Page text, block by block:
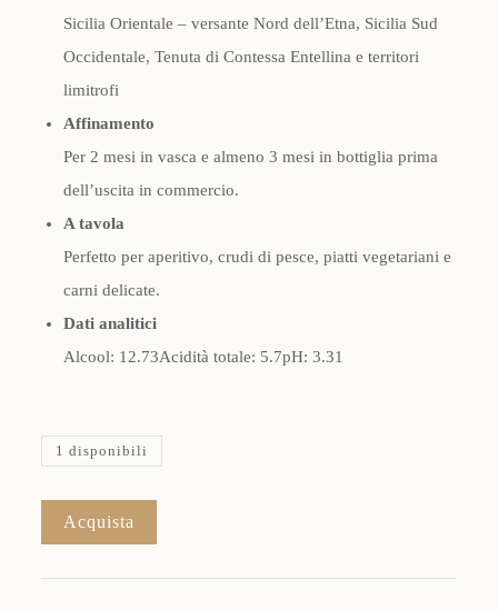
Sicilia Orientale – versante Nord dell’Etna, Sicilia Sud
Occidentale, Tenuta di Contessa Entellina e territori
limitrofi
Affinamento
Per 2 mesi in vasca e almeno 3 mesi in bottiglia prima
dell’uscita in commercio.
A tavola
Perfetto per aperitivo, crudi di pesce, piatti vegetariani e
carni delicate.
Dati analitici
Alcool: 12.73Acidità totale: 5.7pH: 3.31
1 disponibili
Dolce&Gabbana
Donnafugata
Acquista